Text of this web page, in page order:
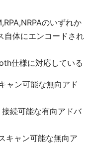
のいずれか
自体にエンコードされ
仕様に対応している
ャン可能な無向アド
続可能な有向アドバ
キャン可能な無向ア